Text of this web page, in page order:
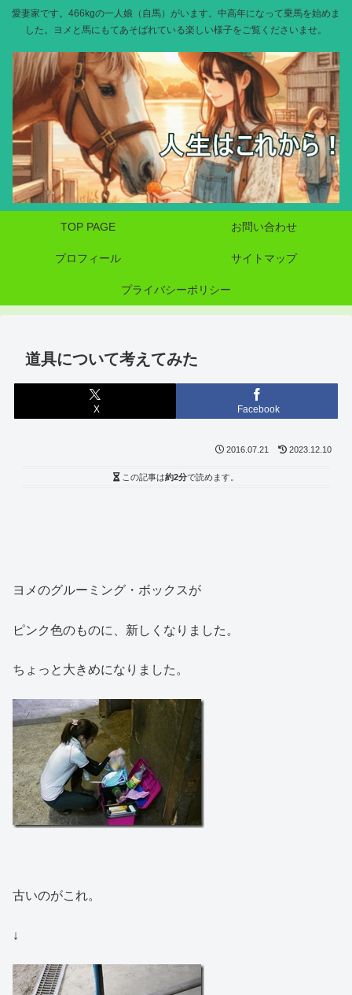
愛妻家です。466kgの一人娘（自馬）がいます。中高年になって乗馬を始めま
した。ヨメと馬にもてあそばれている楽しい様子をご覧くださいませ。
TOP PAGE お問い合わせ
プロフィール サイトマップ
プライバシーポリシー
道具について考えてみた
X Facebook
2016.07.21 2023.12.10
この記事は約2分で読めます。
ヨメのグルーミング・ボックスが
ピンク色のものに、新しくなりました。
ちょっと大きめになりました。
古いのがこれ。
↓